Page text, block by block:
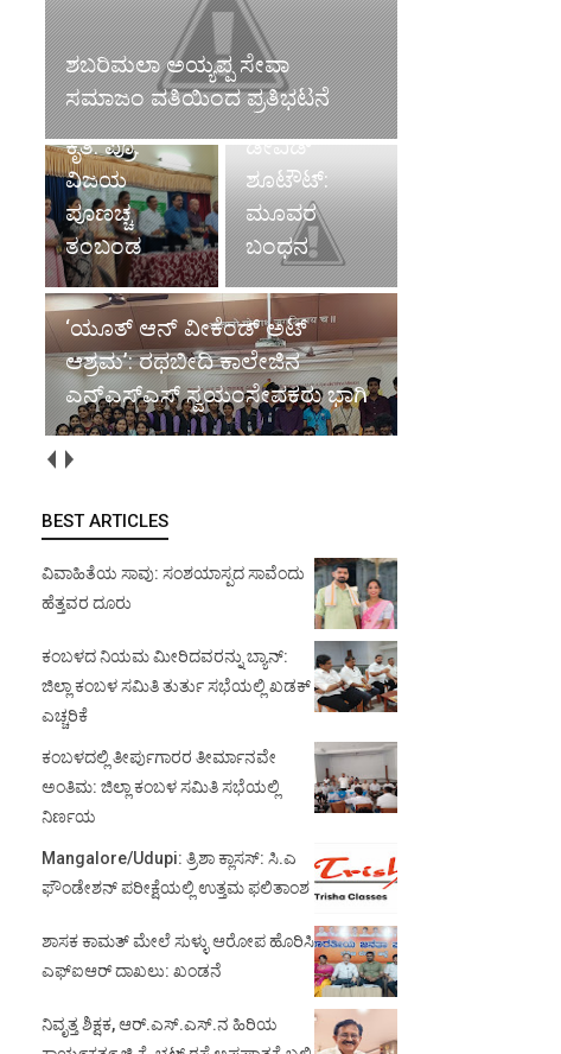
ಶಬರಿಮಲಾ ಅಯ್ಯಪ್ಪ ಸೇವಾ
ಸಮಾಜಂ ವತಿಯಿಂದ ಪ್ರತಿಭಟನೆ
ಹೇಳದ
ಅದೆಷ್ಟೋ
ವಿಷಯಗಳಿಗೆ
ವೇದಿಕೆಯಾದ
ಕೃತಿ: ಪ್ರೊ.
ವಿಜಯ
ಪೂಣಚ್ಚ
ತಂಬಂಡ
ಗುತ್ತಿಗೆದಾರ
ಡೇವಿಡ್
ಶೂಟೌಟ್:
ಮೂವರ
ಬಂಧನ
‘ಯೂತ್ ಆನ್ ವೀಕೆಂಡ್ ಅಟ್
ಆಶ್ರಮ’: ರಥಬೀದಿ ಕಾಲೇಜಿನ
ಎನ್‌ಎಸ್‌ಎಸ್ ಸ್ವಯಂಸೇವಕರು ಭಾಗಿ
BEST ARTICLES
ವಿವಾಹಿತೆಯ ಸಾವು: ಸಂಶಯಾಸ್ಪದ ಸಾವೆಂದು
ಹೆತ್ತವರ ದೂರು
ಕಂಬಳದ ನಿಯಮ ಮೀರಿದವರನ್ನು ಬ್ಯಾನ್:
ಜಿಲ್ಲಾ ಕಂಬಳ ಸಮಿತಿ ತುರ್ತು ಸಭೆಯಲ್ಲಿ ಖಡಕ್
ಎಚ್ಚರಿಕೆ
ಕಂಬಳದಲ್ಲಿ ತೀರ್ಪುಗಾರರ ತೀರ್ಮಾನವೇ
ಅಂತಿಮ: ಜಿಲ್ಲಾ ಕಂಬಳ ಸಮಿತಿ ಸಭೆಯಲ್ಲಿ
ನಿರ್ಣಯ
Mangalore/Udupi: ತ್ರಿಶಾ ಕ್ಲಾಸಸ್: ಸಿ.ಎ
ಫೌಂಡೇಶನ್ ಪರೀಕ್ಷೆಯಲ್ಲಿ ಉತ್ತಮ ಫಲಿತಾಂಶ
ಶಾಸಕ ಕಾಮತ್ ಮೇಲೆ ಸುಳ್ಳು ಆರೋಪ ಹೊರಿಸಿ
ಎಫ್‌ಐಆರ್ ದಾಖಲು: ಖಂಡನೆ
ನಿವೃತ್ತ ಶಿಕ್ಷಕ, ಆರ್.ಎಸ್.ಎಸ್.ನ ಹಿರಿಯ